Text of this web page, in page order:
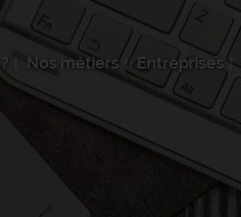
Nos métiers Entreprises